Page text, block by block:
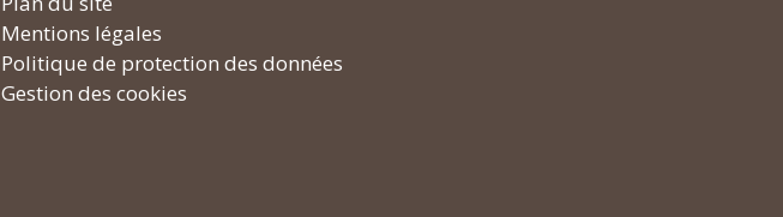
Mentions légales
Politique de protection des données
Gestion des cookies